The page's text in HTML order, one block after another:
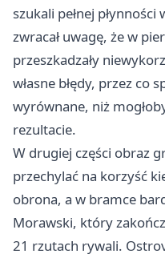
szukali pełnej
zwracał uwagę, że w
przeszkadzały
własne błędy, przez co
wyrównane, niż
rezultacie.
W drugiej części obraz
przechylać na korzyść
obrona, a w bramce
Morawski, który
21 rzutach rywali.